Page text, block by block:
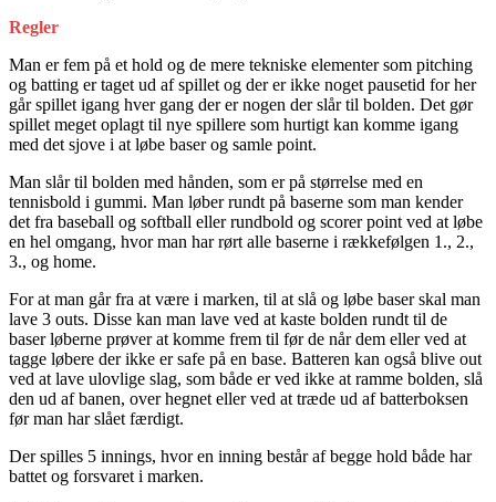
Regler
Man er fem på et hold og de mere tekniske elementer som pitching
og batting er taget ud af spillet og der er ikke noget pausetid for her
går spillet igang hver gang der er nogen der slår til bolden. Det gør
spillet meget oplagt til nye spillere som hurtigt kan komme igang
med det sjove i at løbe baser og samle point.
Man slår til bolden med hånden, som er på størrelse med en
tennisbold i gummi. Man løber rundt på baserne som man kender
det fra baseball og softball eller rundbold og scorer point ved at løbe
en hel omgang, hvor man har rørt alle baserne i rækkefølgen 1., 2.,
3., og home.
For at man går fra at være i marken, til at slå og løbe baser skal man
lave 3 outs. Disse kan man lave ved at kaste bolden rundt til de
baser løberne prøver at komme frem til før de når dem eller ved at
tagge løbere der ikke er safe på en base. Batteren kan også blive out
ved at lave ulovlige slag, som både er ved ikke at ramme bolden, slå
den ud af banen, over hegnet eller ved at træde ud af batterboksen
før man har slået færdigt.
Der spilles 5 innings, hvor en inning består af begge hold både har
battet og forsvaret i marken.